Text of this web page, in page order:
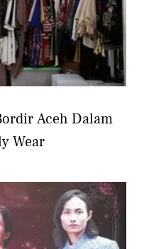
Aceh Dalam
Wear